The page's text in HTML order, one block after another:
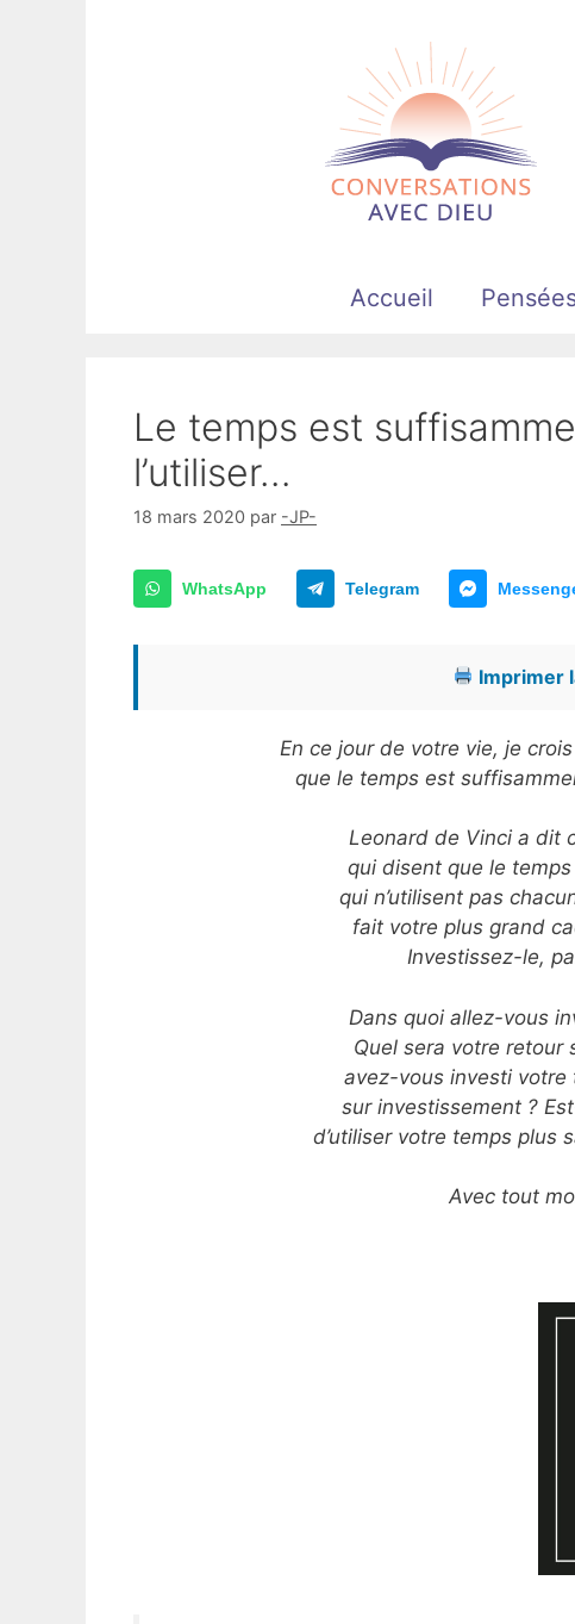
Accueil
Le temps est
l’utiliser…
18 mars 2020 par -JP-
WhatsApp Telegram
Imprimer
En ce jour de votre vie, je
que le temps est
Leonard de Vinci a dit
qui disent que le temps
qui n’utilisent pas
fait votre plus grand
Investissez-le,
Dans quoi allez-vous
Quel sera votre retour
avez-vous investi votre
sur investissement ?
d’utiliser votre temps plus
Avec tout